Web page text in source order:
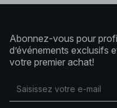
Abonnez-vous pour
d’événements exclusifs
votre premier achat!